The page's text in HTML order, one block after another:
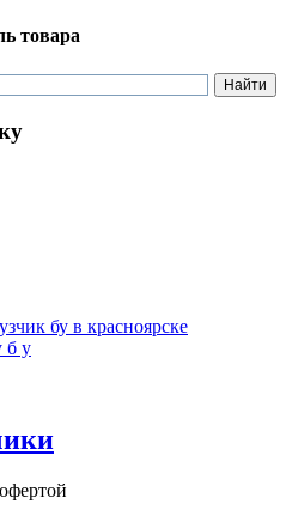
товара
бу в красноярске
б у